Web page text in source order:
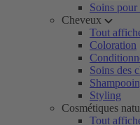
Soins pour
Cheveux
Tout
Coloration
Soins des
Styling
Cosmétiques
Tout